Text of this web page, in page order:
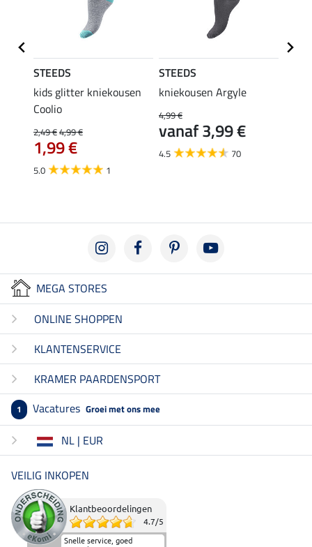
STEEDS
kids glitter kniekousen
Coolio
2,49 €4,99 €
1,99 €
5.0 1
STEEDS
kniekousen Argyle
4,99 €
vanaf 3,99 €
4.5 70
MEGA STORES
ONLINE SHOPPEN
KLANTENSERVICE
KRAMER PAARDENSPORT
1 Vacatures Groei met ons mee
NL | EUR
VEILIG INKOPEN
Klantbeoordelingen
4.7/5
Snelle service, goed